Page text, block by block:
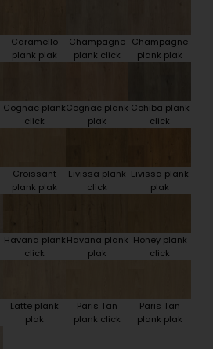
Caramello
plank plak
Champagne
plank click
Champagne
plank plak
Cognac plank
click
Cognac plank
plak
Cohiba plank
click
Croissant
plank plak
Eivissa plank
click
Eivissa plank
plak
Havana plank
click
Havana plank
plak
Honey plank
click
Latte plank
plak
Paris Tan
plank click
Paris Tan
plank plak